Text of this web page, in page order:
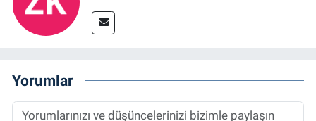
Yorumlar